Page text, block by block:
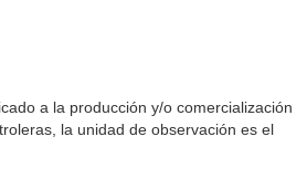
a la producción y/o comercialización
la unidad de observación es el